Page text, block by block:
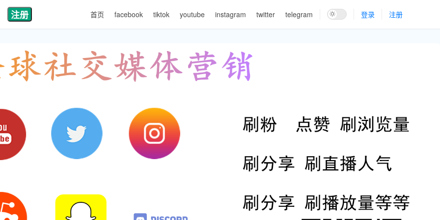
注册 首页 facebook tiktok youtube instagram twitter telegram 登录 注册